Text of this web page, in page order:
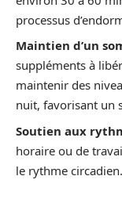
processus
Maintien d’un
suppléments à
maintenir des
nuit, favorisant un
Soutien aux
horaire ou de
le rythme circadien.